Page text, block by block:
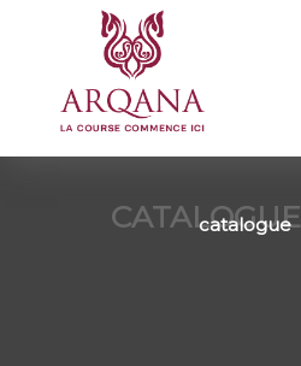
CATALOGUE
catalogue